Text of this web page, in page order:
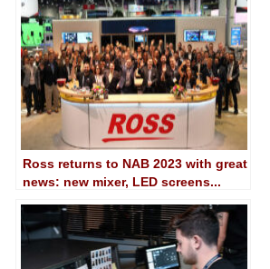
Ross returns to NAB 2023 with great
news: new mixer, LED screens...